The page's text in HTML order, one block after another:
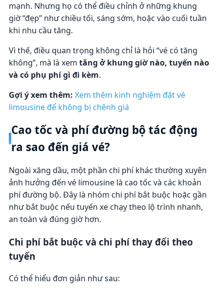
mạnh. Nhưng họ có thể điều chỉnh ở những khung
giờ “đẹp” như chiều tối, sáng sớm, hoặc vào cuối tuần
khi nhu cầu tăng.
Vì thế, điều quan trọng không chỉ là hỏi “vé có tăng
không”, mà là xem tăng ở khung giờ nào, tuyến nào
và có phụ phí gì đi kèm.
Gợi ý xem thêm: Xem thêm kinh nghiệm đặt vé
limousine để không bị chênh giá
Cao tốc và phí đường bộ tác động
ra sao đến giá vé?
Ngoài xăng dầu, một phần chi phí khác thường xuyên
ảnh hưởng đến vé limousine là cao tốc và các khoản
phí đường bộ. Đây là nhóm chi phí bắt buộc hoặc gần
như bắt buộc nếu tuyến xe chạy theo lộ trình nhanh,
an toàn và đúng giờ hơn.
Chi phí bắt buộc và chi phí thay đổi theo
tuyến
Có thể hiểu đơn giản như sau: